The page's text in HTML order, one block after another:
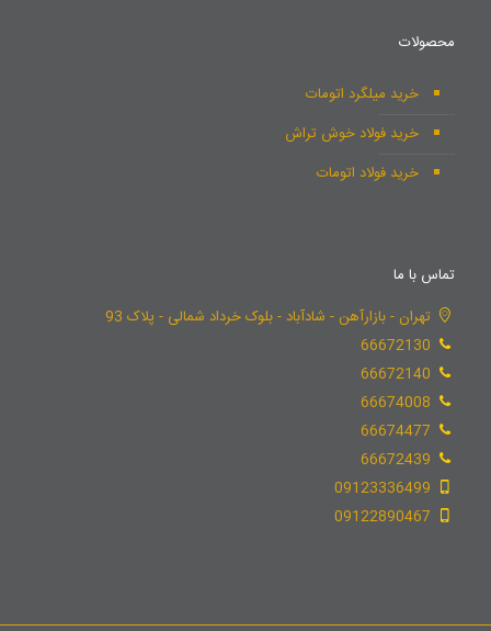
محصولات
خرید میلگرد اتومات
خرید فولاد خوش تراش
خرید فولاد اتومات
تماس با ما
تهران - بازارآهن - شادآباد - بلوک خرداد شمالی - پلاک 93